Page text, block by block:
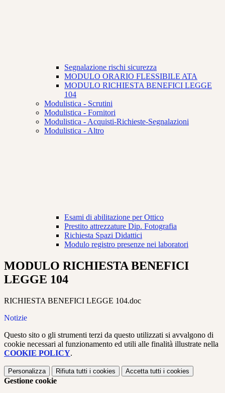
Segnalazione rischi sicurezza
MODULO ORARIO FLESSIBILE ATA
MODULO RICHIESTA BENEFICI LEGGE
104
Modulistica - Scrutini
Modulistica - Fornitori
Modulistica - Acquisti-Richieste-Segnalazioni
Modulistica - Altro
Esami di abilitazione per Ottico
Prestito attrezzature Dip. Fotografia
Richiesta Spazi Didattici
Modulo registro presenze nei laboratori
MODULO RICHIESTA BENEFICI
LEGGE 104
RICHIESTA BENEFICI LEGGE 104.doc
Notizie
Questo sito o gli strumenti terzi da questo utilizzati si avvalgono di
cookie necessari al funzionamento ed utili alle finalità illustrate nella
COOKIE POLICY.
Personalizza Rifiuta tutti i cookies Accetta tutti i cookies
Gestione cookie